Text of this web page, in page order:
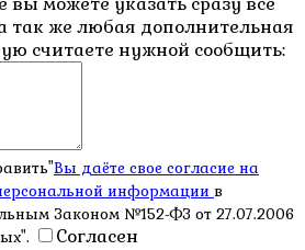
так же любая дополнительная
считаете нужной сообщить:
Вы даёте свое согласие на
информации в
Законом №152-ФЗ от 27.07.2006
Согласен